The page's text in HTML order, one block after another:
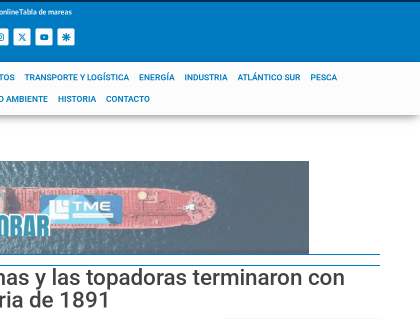
Tabla de mareas
TRANSPORTE Y LOGÍSTICA ENERGÍA INDUSTRIA ATLÁNTICO SUR PESCA
AMBIENTE HISTORIA CONTACTO
GNL Mar del Plata Patagonia Quequén
y las topadoras terminaron con
de 1891